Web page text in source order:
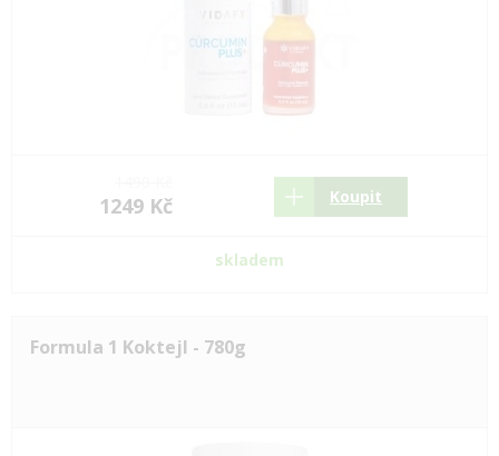
1249 Kč Koupit
skladem
Formula 1 Koktejl - 780g